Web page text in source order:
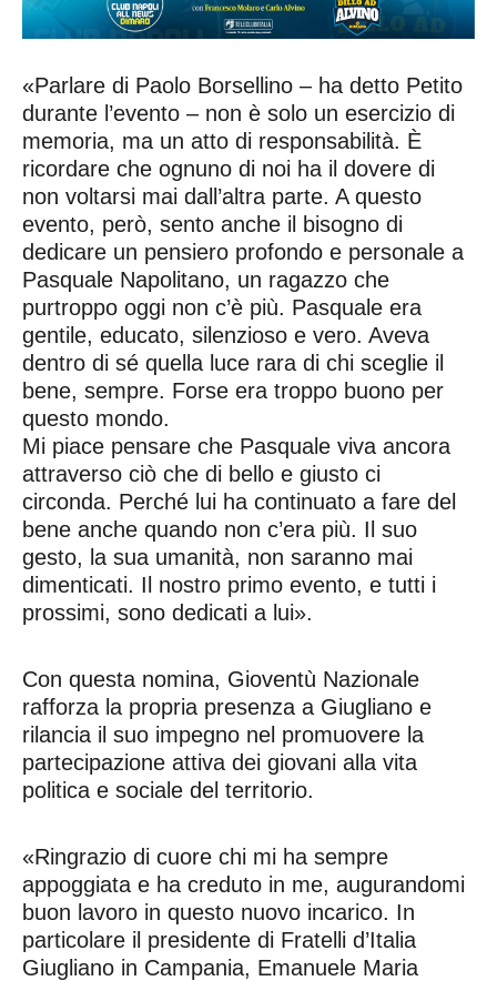
«Parlare di Paolo Borsellino – ha detto Petito
durante l’evento – non è solo un esercizio di
memoria, ma un atto di responsabilità. È
ricordare che ognuno di noi ha il dovere di
non voltarsi mai dall’altra parte. A questo
evento, però, sento anche il bisogno di
dedicare un pensiero profondo e personale a
Pasquale Napolitano, un ragazzo che
purtroppo oggi non c’è più. Pasquale era
gentile, educato, silenzioso e vero. Aveva
dentro di sé quella luce rara di chi sceglie il
bene, sempre. Forse era troppo buono per
questo mondo.
Mi piace pensare che Pasquale viva ancora
attraverso ciò che di bello e giusto ci
circonda. Perché lui ha continuato a fare del
bene anche quando non c’era più. Il suo
gesto, la sua umanità, non saranno mai
dimenticati. Il nostro primo evento, e tutti i
prossimi, sono dedicati a lui».
Con questa nomina, Gioventù Nazionale
rafforza la propria presenza a Giugliano e
rilancia il suo impegno nel promuovere la
partecipazione attiva dei giovani alla vita
politica e sociale del territorio.
«Ringrazio di cuore chi mi ha sempre
appoggiata e ha creduto in me, augurandomi
buon lavoro in questo nuovo incarico. In
particolare il presidente di Fratelli d’Italia
Giugliano in Campania, Emanuele Maria